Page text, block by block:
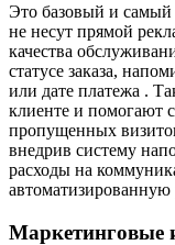
Это базовый и
не несут прямой
качества
статусе заказа,
или дате платежа .
клиенте и помогают
пропущенных
внедрив систему
расходы на
автоматизированную
Маркетинговые